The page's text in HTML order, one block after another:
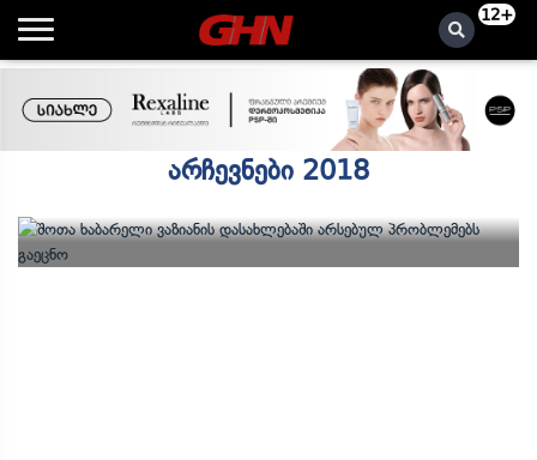
12+
არჩევნები 2018